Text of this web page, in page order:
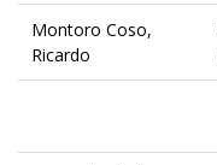
Montoro Coso,
Ricardo